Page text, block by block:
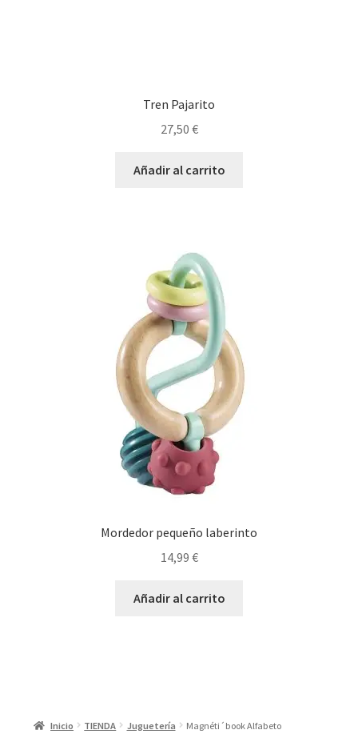
Tren Pajarito
27,50 €
Añadir al carrito
Mordedor pequeño laberinto
14,99 €
Añadir al carrito
Inicio TIENDA Juguetería Magnéti´book Alfabeto